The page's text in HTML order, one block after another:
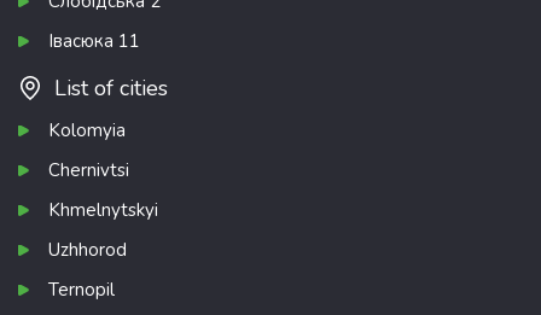
Івасюка 11
List of cities
Kolomyia
Chernivtsi
Khmelnytskyi
Uzhhorod
Ternopil